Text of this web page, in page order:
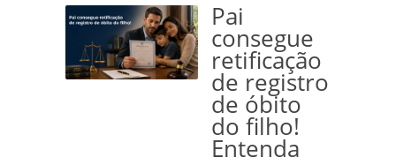
Pai
consegue
retificação
de registro
de óbito
do filho!
Entenda